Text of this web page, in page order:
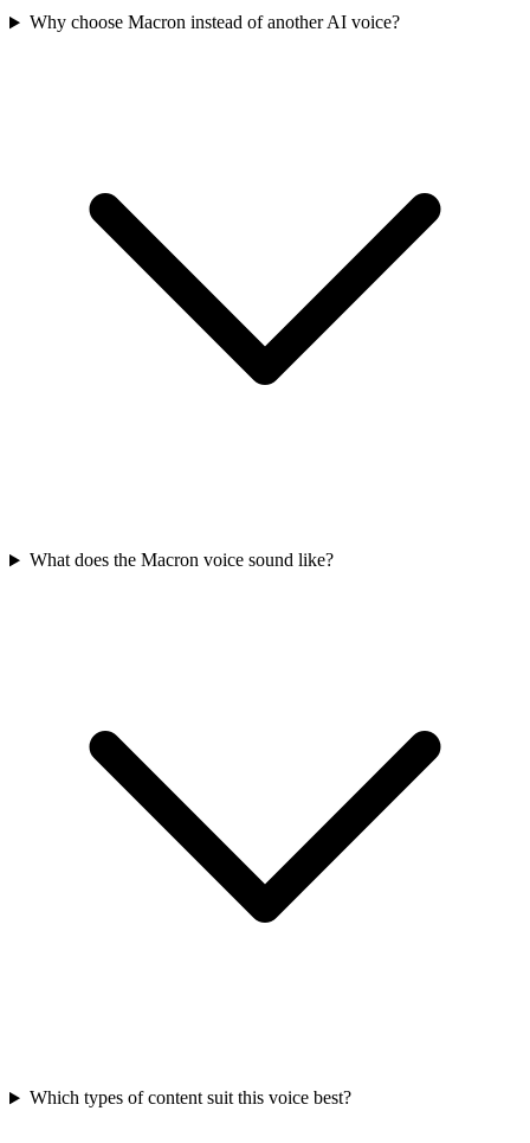
Why choose Macron instead of another AI voice?
What does the Macron voice sound like?
Which types of content suit this voice best?